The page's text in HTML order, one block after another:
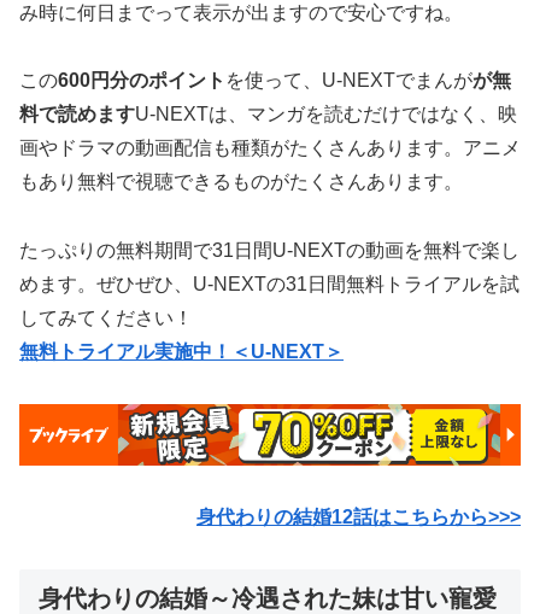
み時に何日までって表示が出ますので安心ですね。
この600円分のポイント を使って、U-NEXTでまんがが無
料で読めますU-NEXTは、マンガを読むだけではなく、映
画やドラマの動画配信も種類がたくさんあります。アニメ
もあり無料で視聴できるものがたくさんあります。
たっぷりの無料期間で31日間U-NEXTの動画を無料で楽し
めます。ぜひぜひ、U-NEXTの31日間無料トライアルを試
してみてください！
無料トライアル実施中！＜U-NEXT＞
身代わりの結婚12話はこちらから>>>
身代わりの結婚～冷遇された妹は甘い寵愛